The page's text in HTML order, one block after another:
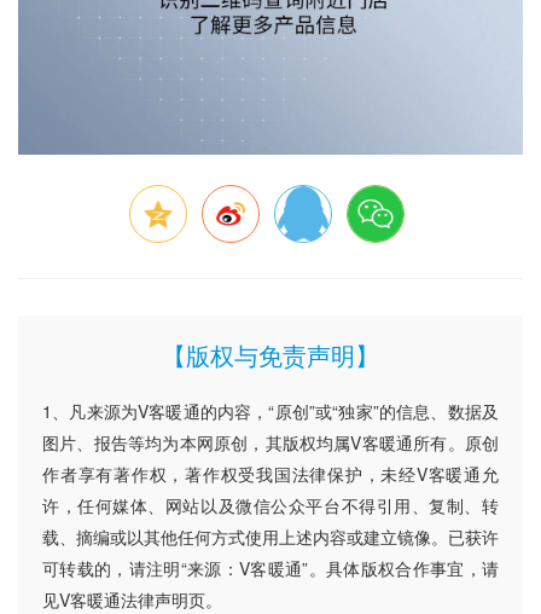
【版权与免责声明】
1、凡来源为V客暖通的内容，“原创”或“独家”的信息、数据及
图片、报告等均为本网原创，其版权均属V客暖通所有。原创
作者享有著作权，著作权受我国法律保护，未经V客暖通允
许，任何媒体、网站以及微信公众平台不得引用、复制、转
载、摘编或以其他任何方式使用上述内容或建立镜像。已获许
可转载的，请注明“来源：V客暖通”。具体版权合作事宜，请
见V客暖通法律声明页。